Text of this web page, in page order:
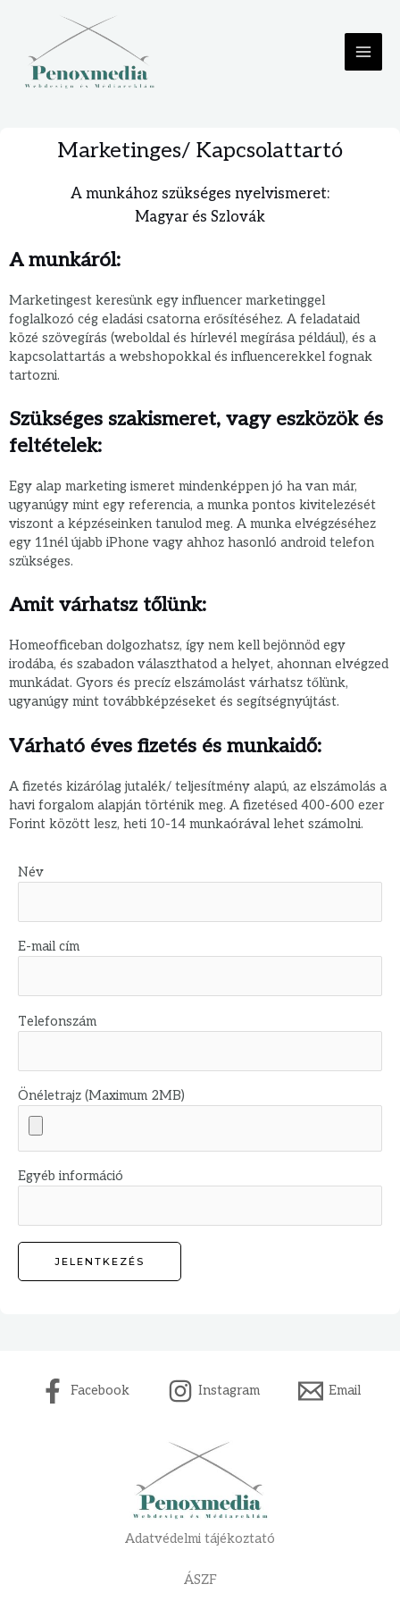
Marketinges/ Kapcsolattartó
A munkához szükséges nyelvismeret:
Magyar és Szlovák
A munkáról:
Marketingest keresünk egy influencer marketinggel
foglalkozó cég eladási csatorna erősítéséhez. A feladataid
közé szövegírás (weboldal és hírlevél megírása például), és a
kapcsolattartás a webshopokkal és influencerekkel fognak
tartozni.
Szükséges szakismeret, vagy eszközök és
feltételek:
Egy alap marketing ismeret mindenképpen jó ha van már,
ugyanúgy mint egy referencia, a munka pontos kivitelezését
viszont a képzéseinken tanulod meg. A munka elvégzéséhez
egy 11nél újabb iPhone vagy ahhoz hasonló android telefon
szükséges.
Amit várhatsz tőlünk:
Homeofficeban dolgozhatsz, így nem kell bejönnöd egy
irodába, és szabadon választhatod a helyet, ahonnan elvégzed
munkádat. Gyors és precíz elszámolást várhatsz tőlünk,
ugyanúgy mint továbbképzéseket és segítségnyújtást.
Várható éves fizetés és munkaidő:
A fizetés kizárólag jutalék/ teljesítmény alapú, az elszámolás a
havi forgalom alapján történik meg. A fizetésed 400-600 ezer
Forint között lesz, heti 10-14 munkaórával lehet számolni.
Név
E-mail cím
Telefonszám
Önéletrajz (Maximum 2MB)
Egyéb információ
Facebook Instagram Email
Adatvédelmi tájékoztató
ÁSZF